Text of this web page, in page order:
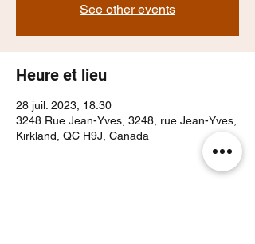
See other events
Heure et lieu
28 juil. 2023, 18:30
3248 Rue Jean-Yves, 3248, rue Jean-Yves,
Kirkland, QC H9J, Canada